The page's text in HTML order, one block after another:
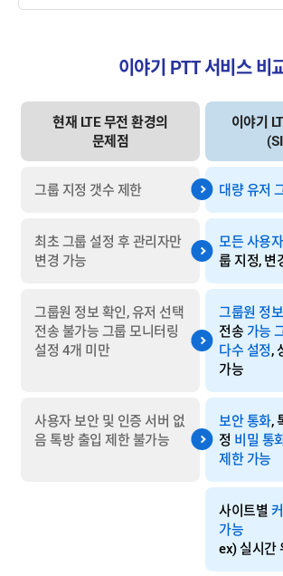
이야기 PTT 서비스 비
현재 LTE 무전 환경의
문제점
이야기
그룹 지정 갯수 제한 대량 유저
최초 그룹 설정 후 관리자만
변경 가능
모든 사용
룹 지정, 변
그룹원 정보 확인, 유저 선택
전송 불가능 그룹 모니터링
설정 4개 미만
그룹원 정보
전송 가능
다수 설정,
가능
사용자 보안 및 인증 서버 없
음 톡방 출입 제한 불가능
보안 통화,
정 비밀 통
제한 가능
사이트별
가능
ex) 실시간